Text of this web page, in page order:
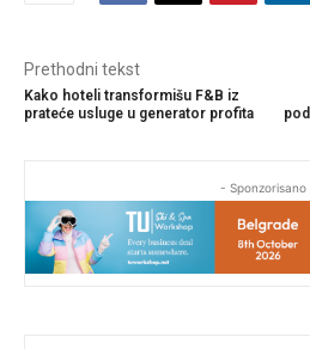
Prethodni tekst
Kako hoteli transformišu F&B iz
prateće usluge u generator profita
- Sponzorisano